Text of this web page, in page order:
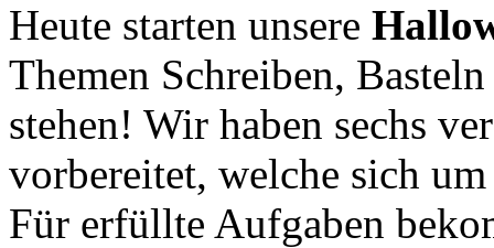
Heute starten unsere
Themen Schreiben,
stehen! Wir haben sechs
vorbereitet, welche sich
Für erfüllte Aufgaben